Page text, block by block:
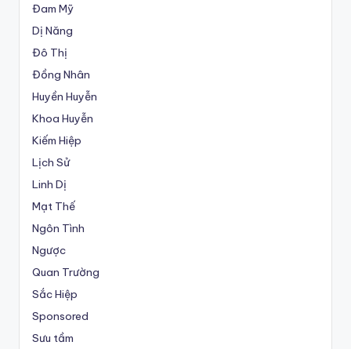
Đam Mỹ
Dị Năng
Đô Thị
Đồng Nhân
Huyền Huyễn
Khoa Huyễn
Kiếm Hiệp
Lịch Sử
Linh Dị
Mạt Thế
Ngôn Tình
Ngược
Quan Trường
Sắc Hiệp
Sponsored
Sưu tầm